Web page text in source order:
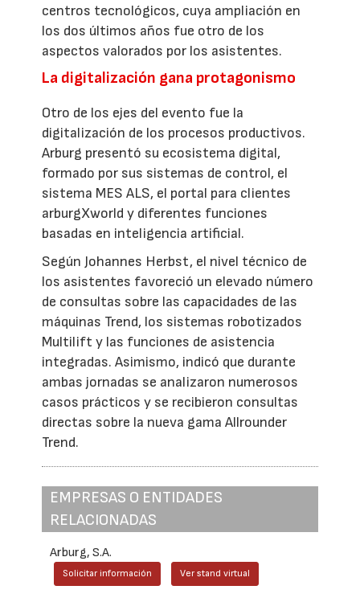
centros tecnológicos, cuya ampliación en
los dos últimos años fue otro de los
aspectos valorados por los asistentes.
La digitalización gana protagonismo
Otro de los ejes del evento fue la
digitalización de los procesos productivos.
Arburg presentó su ecosistema digital,
formado por sus sistemas de control, el
sistema MES ALS, el portal para clientes
arburgXworld y diferentes funciones
basadas en inteligencia artificial.
Según Johannes Herbst, el nivel técnico de
los asistentes favoreció un elevado número
de consultas sobre las capacidades de las
máquinas Trend, los sistemas robotizados
Multilift y las funciones de asistencia
integradas. Asimismo, indicó que durante
ambas jornadas se analizaron numerosos
casos prácticos y se recibieron consultas
directas sobre la nueva gama Allrounder
Trend.
EMPRESAS O ENTIDADES
RELACIONADAS
Arburg, S.A.
Solicitar información Ver stand virtual